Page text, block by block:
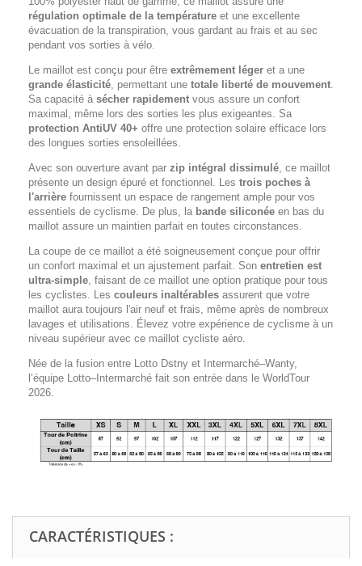
régulation optimale de la température et une excellente
évacuation de la transpiration, vous gardant au frais et au sec
pendant vos sorties à vélo.
Le maillot est conçu pour être extrêmement léger et a une
grande élasticité, permettant une totale liberté de mouvement.
Sa capacité à sécher rapidement vous assure un confort
maximal, même lors des sorties les plus exigeantes. Sa
protection AntiUV 40+ offre une protection solaire efficace lors
des longues sorties ensoleillées.
Avec son ouverture avant par zip intégral dissimulé, ce maillot
présente un design épuré et fonctionnel. Les trois poches à
l'arrière fournissent un espace de rangement ample pour vos
essentiels de cyclisme. De plus, la bande siliconée en bas du
maillot assure un maintien parfait en toutes circonstances.
La coupe de ce maillot a été soigneusement conçue pour offrir
un confort maximal et un ajustement parfait. Son entretien est
ultra-simple, faisant de ce maillot une option pratique pour tous
les cyclistes. Les couleurs inaltérables assurent que votre
maillot aura toujours l'air neuf et frais, même après de nombreux
lavages et utilisations. Élevez votre expérience de cyclisme à un
niveau supérieur avec ce maillot cycliste aéro.
Née de la fusion entre Lotto Dstny et Intermarché–Wanty,
l’équipe Lotto–Intermarché fait son entrée dans le WorldTour
2026.
CARACTÉRISTIQUES :